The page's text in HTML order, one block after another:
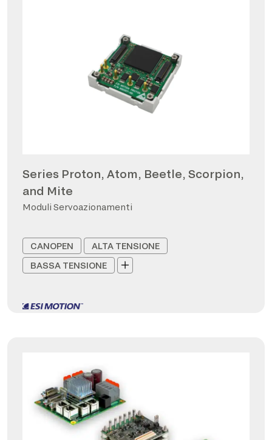
Series Proton, Atom, Beetle, Scorpion,
and Mite
Moduli Servoazionamenti
CANOPEN
ALTA TENSIONE
BASSA TENSIONE